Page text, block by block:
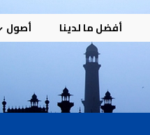
أفضل ما لدينا أصول